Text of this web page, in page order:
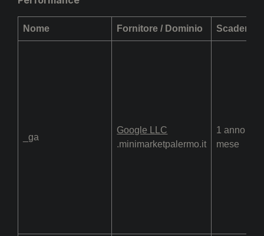
Nome Fornitore / Dominio Scadenza
_ga
Google LLC
.minimarketpalermo.it
1 anno 1
mese